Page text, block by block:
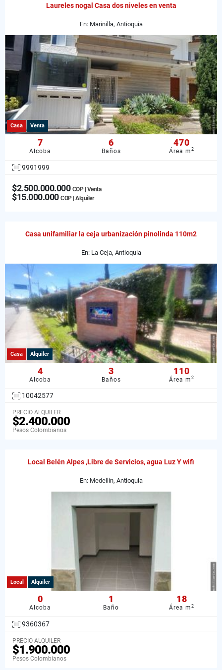
Laureles nogal Casa dos niveles en venta
En: Marinilla, Antioquia
Casa Venta
7
Alcoba
6
Baños
470
Área m2
9991999
$2.500.000.000 COP | Venta
$15.000.000 COP | Alquiler
Casa unifamiliar la ceja urbanización pinolinda 110m2
En: La Ceja, Antioquia
Casa Alquiler
4
Alcoba
3
Baños
110
Área m2
10042577
PRECIO ALQUILER
$2.400.000
Pesos Colombianos
Local Belén Alpes ,Libre de Servicios, agua Luz Y wifi
En: Medellín, Antioquia
Local Alquiler
0
Alcoba
1
Baño
18
Área m2
9360367
PRECIO ALQUILER
$1.900.000
Pesos Colombianos